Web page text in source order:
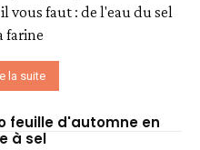
faut : de l'eau du sel
farine
la suite
feuille d'automne en
à sel